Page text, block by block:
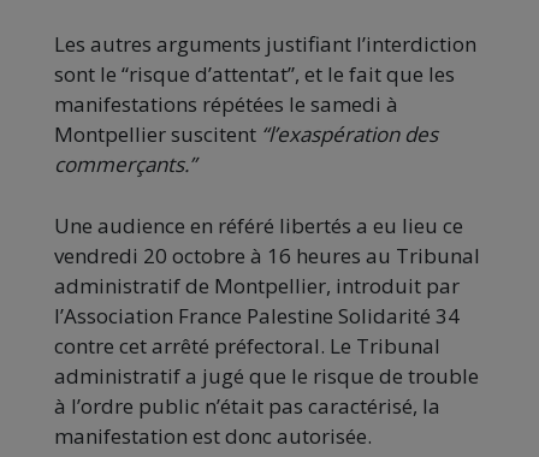
Les autres arguments justifiant l’interdiction
sont le “risque d’attentat”, et le fait que les
manifestations répétées le samedi à
Montpellier suscitent “l’exaspération des
commerçants.”
Une audience en référé libertés a eu lieu ce
vendredi 20 octobre à 16 heures au Tribunal
administratif de Montpellier, introduit par
l’Association France Palestine Solidarité 34
contre cet arrêté préfectoral. Le Tribunal
administratif a jugé que le risque de trouble
à l’ordre public n’était pas caractérisé, la
manifestation est donc autorisée.